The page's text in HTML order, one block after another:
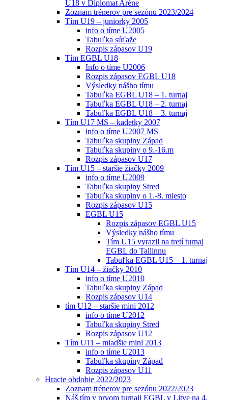
U18 v Diplomat Aréne
Zoznam trénerov pre sezónu 2023/2024
Tím U19 – juniorky 2005
info o tíme U2005
Tabuľka súťaže
Rozpis zápasov U19
Tím EGBL U18
Info o tíme U2006
Rozpis zápasov EGBL U18
Výsledky nášho tímu
Tabuľka EGBL U18 – 1. turnaj
Tabuľka EGBL U18 – 2. turnaj
Tabuľka EGBL U18 – 3. turnaj
Tím U17 MS – kadetky 2007
info o tíme U2007 MS
Tabuľka skupiny Západ
Tabuľka skupiny o 9.-16.m
Rozpis zápasov U17
Tím U15 – staršie žiačky 2009
info o tíme U2009
Tabuľka skupiny Stred
Tabuľka skupiny o 1.-8. miesto
Rozpis zápasov U15
EGBL U15
Rozpis zápasov EGBL U15
Výsledky nášho tímu
Tím U15 vyrazil na tretí turnaj
EGBL do Tallinnu
Tabuľka EGBL U15 – 1. turnaj
Tím U14 – žiačky 2010
info o tíme U2010
Tabuľka skupiny Západ
Rozpis zápasov U14
tím U12 – staršie mini 2012
info o tíme U2012
Tabuľka skupiny Stred
Rozpis zápasov U12
Tím U11 – mladšie mini 2013
info o tíme U2013
Tabuľka skupiny Západ
Rozpis zápasov U11
Hracie obdobie 2022/2023
Zoznam trénerov pre sezónu 2022/2023
Náš tím v prvom turnaji EGBL v Litve na 4.